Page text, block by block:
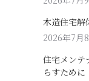
木造住宅解
2026年7月
住宅メンテ
らすために